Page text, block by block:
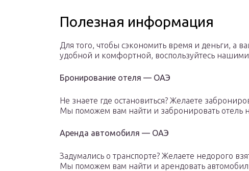
Полезная информация
Для того, чтобы сэкономить время и деньги, а
удобной и комфортной, воспользуйтесь
Бронирование отеля — ОАЭ
Не знаете где остановиться? Желаете
Мы поможем вам найти и забронировать отель
Аренда автомобиля — ОАЭ
Задумались о транспорте? Желаете недорого
Мы поможем вам найти и арендовать